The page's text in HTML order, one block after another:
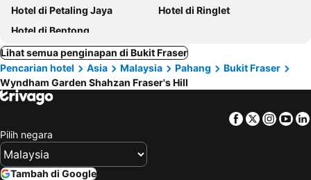
Hotel di Petaling Jaya
Hotel di Ringlet
Hotel di Bentong
Lihat semua penginapan di Bukit Fraser
Pencarian hotel
Asia Malaysia Pahang
Bukit Fraser
Wyndham Garden Shahzan Fraser's Hill
Facebook
Twitter
Pilih negara
Tambah di Google